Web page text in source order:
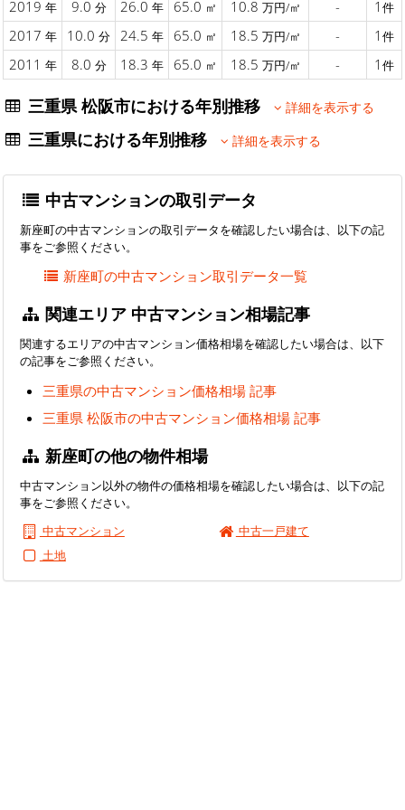
2019 年 9.0 分 26.0 年 65.0 ㎡ 10.8 万円/㎡ - 1 件
2017 年 10.0 分 24.5 年 65.0 ㎡ 18.5 万円/㎡ - 1 件
2011 年 8.0 分 18.3 年 65.0 ㎡ 18.5 万円/㎡ - 1 件
三重県 松阪市における年別推移 詳細を表示する
三重県における年別推移 詳細を表示する
中古マンションの取引データ
新座町の中古マンションの取引データを確認したい場合は、以下の記
事をご参照ください。
新座町の中古マンション取引データ一覧
関連エリア 中古マンション相場記事
関連するエリアの中古マンション価格相場を確認したい場合は、以下
の記事をご参照ください。
三重県の中古マンション価格相場 記事
三重県 松阪市の中古マンション価格相場 記事
新座町の他の物件相場
中古マンション以外の物件の価格相場を確認したい場合は、以下の記
事をご参照ください。
中古マンション
中古一戸建て
土地